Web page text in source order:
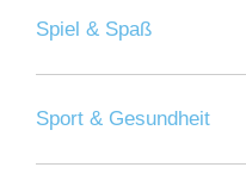
Spiel & Spaß
Sport & Gesundheit